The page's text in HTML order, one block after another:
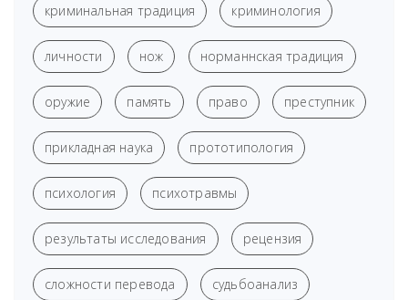
криминальная традиция криминология
личности нож норманнская традиция
оружие память право преступник
прикладная наука прототипология
психология психотравмы
результаты исследования рецензия
сложности перевода судьбоанализ